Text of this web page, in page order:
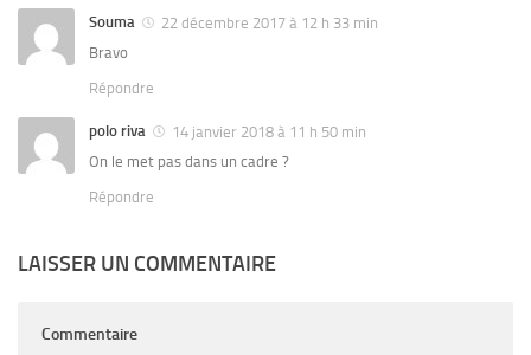
Souma
22 décembre 2017 à 12 h 33 min
Bravo
Répondre
polo riva
14 janvier 2018 à 11 h 50 min
On le met pas dans un cadre ?
Répondre
LAISSER UN COMMENTAIRE
Commentaire